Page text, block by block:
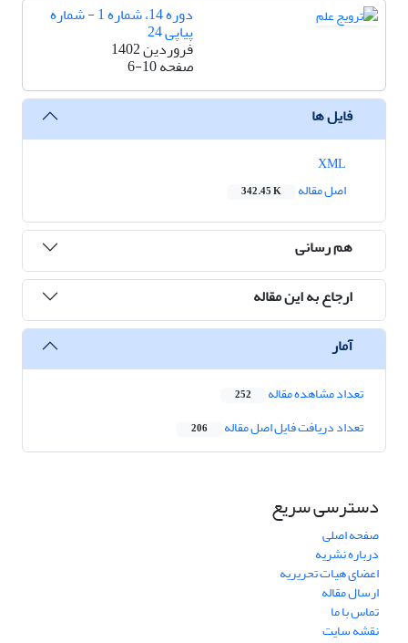
دوره 14، شماره 1 - شماره
پیاپی 24
فروردین 1402
صفحه6-10
فایل ها
اصل مقاله
342.45 K
هم رسانی
ارجاع به این مقاله
آمار
تعداد مشاهده مقاله 252
تعداد دریافت فایل اصل مقاله 206
دسترسی سریع
صفحه اصلی
درباره نشریه
اعضای هیات تحریریه
ارسال مقاله
تماس با ما
نقشه سایت